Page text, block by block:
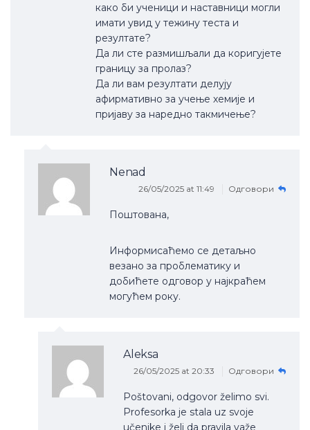
како би ученици и наставници могли
имати увид у тежину теста и
резултате?
Да ли сте размишљали да коригујете
границу за пролаз?
Да ли вам резултати делују
афирмативно за учење хемије и
пријаву за наредно такмичење?
Nenad
26/05/2025 at 11:49 Одговори
Поштована,
Информисаћемо се детаљно
везано за проблематику и
добићете одговор у најкраћем
могућем року.
Aleksa
26/05/2025 at 20:33 Одговори
Poštovani, odgovor želimo svi.
Profesorka je stala uz svoje
učenike i želi da pravila važe